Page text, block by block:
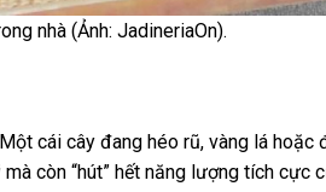
nhà (Ảnh: JadineriaOn).
cái cây đang héo rũ, vàng lá hoặc
còn “hút” hết năng lượng tích cực